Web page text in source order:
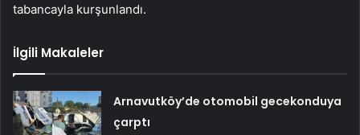
tabancayla kurşunlandı.
İlgili Makaleler
Arnavutköy’de otomobil gecekonduya
çarptı